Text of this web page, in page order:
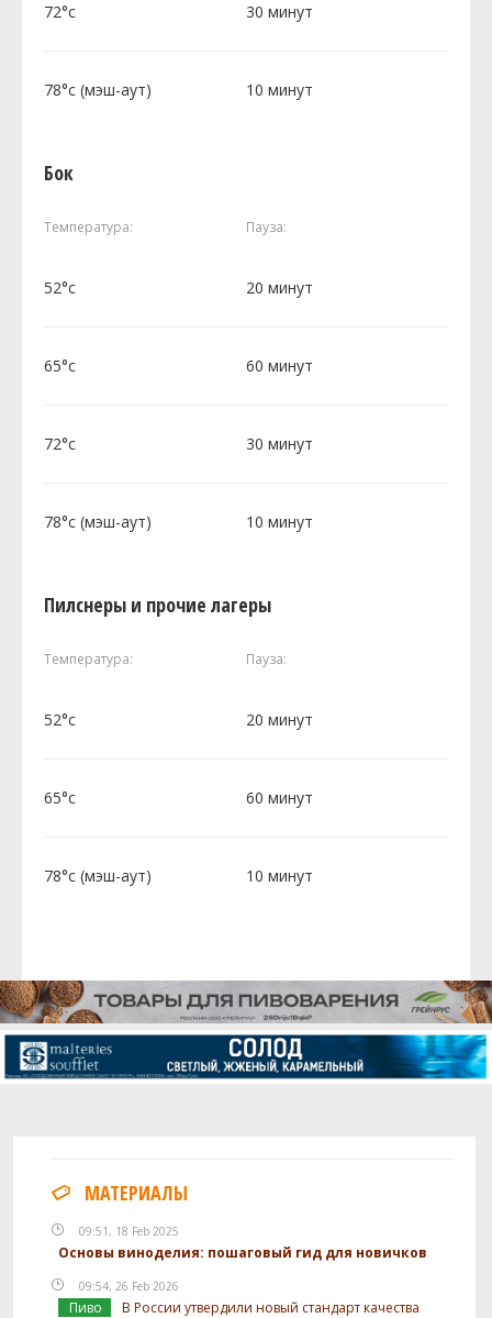
72°c 30 минут
78°c (мэш-аут) 10 минут
Бок
Температура: Пауза:
52°c 20 минут
65°c 60 минут
72°c 30 минут
78°c (мэш-аут) 10 минут
Пилснеры и прочие лагеры
Температура: Пауза:
52°c 20 минут
65°c 60 минут
78°c (мэш-аут) 10 минут
МАТЕРИАЛЫ
09:51, 18 Feb 2025
Основы виноделия: пошаговый гид для новичков
09:54, 26 Feb 2026
Пиво
В России утвердили новый стандарт качества